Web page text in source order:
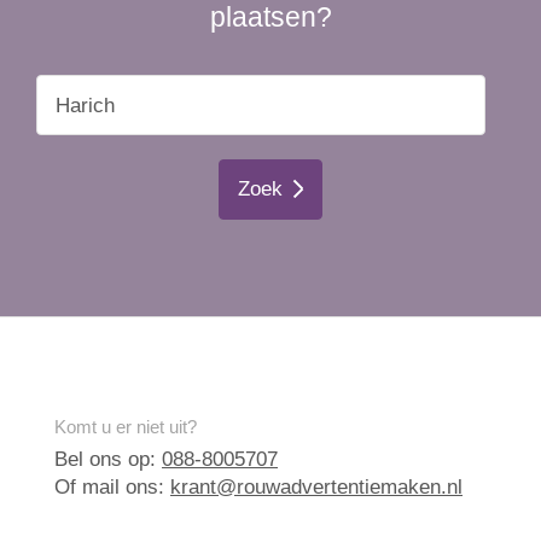
plaatsen?
Zoek
Komt u er niet uit?
Bel ons op: 088-8005707
Of mail ons: krant@rouwadvertentiemaken.nl